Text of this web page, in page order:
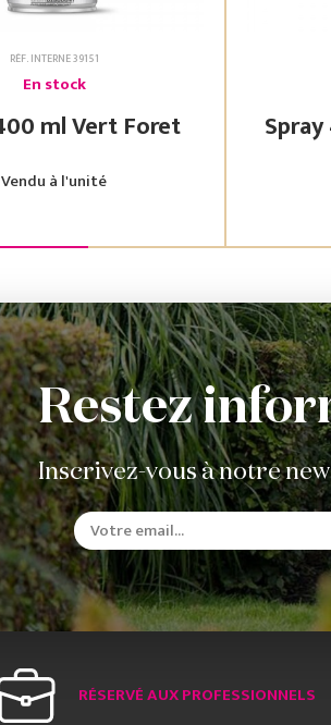
RÉF. INTERNE 39151
En stock
Spray 400 ml Vert Foret
Vendu à l'unité
Restez
Inscrivez-vous à notre
RÉSERVÉ AUX PROFESSIONNELS